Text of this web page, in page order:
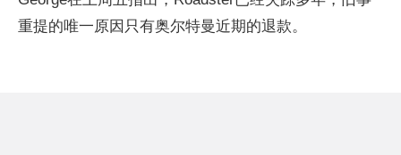
重提的唯一原因只有奥尔特曼近期的退款。